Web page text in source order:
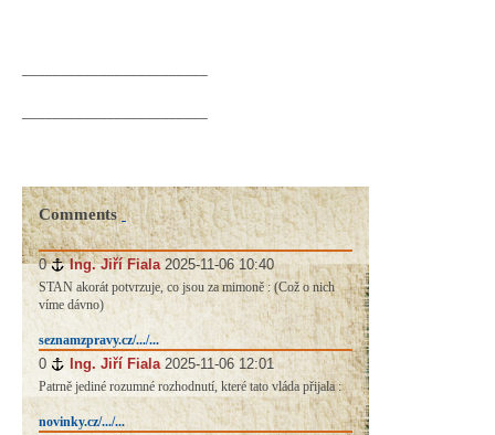
Comments
0 # Ing. Jiří Fiala 2025-11-06 10:40
STAN akorát potvrzuje, co jsou za mimoně : (Což o nich
víme dávno)
seznamzpravy.cz/.../...
0 # Ing. Jiří Fiala 2025-11-06 12:01
Patrně jediné rozumné rozhodnutí, které tato vláda přijala :
novinky.cz/.../...